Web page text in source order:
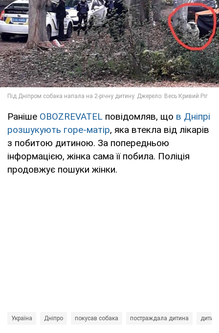
Раніше OBOZREVATEL повідомляв, що в Дніпрі
розшукують горе-матір, яка втекла від лікарів
з побитою дитиною. За попередньою
інформацією, жінка сама її побила. Поліція
продовжує пошуки жінки.
Україна Дніпро покусав собака постраждала дитина